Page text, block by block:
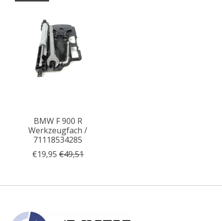
BMW F 900 R
Werkzeugfach /
71118534285
€19,95 €49,51